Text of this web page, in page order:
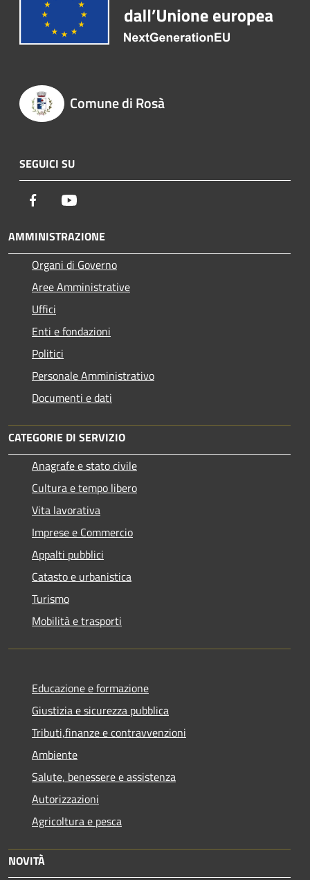
Comune di Rosà
SEGUICI SU
Facebook
AMMINISTRAZIONE
Organi di Governo
Aree Amministrative
Uffici
Enti e fondazioni
Politici
Personale Amministrativo
Documenti e dati
CATEGORIE DI SERVIZIO
Anagrafe e stato civile
Cultura e tempo libero
Vita lavorativa
Imprese e Commercio
Appalti pubblici
Catasto e urbanistica
Turismo
Mobilità e trasporti
Educazione e formazione
Giustizia e sicurezza pubblica
Tributi,finanze e contravvenzioni
Ambiente
Salute, benessere e assistenza
Autorizzazioni
Agricoltura e pesca
NOVITÀ